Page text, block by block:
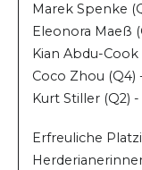
Marek Spenke
Eleonora Maeß
Kian Abdu-Cook
Coco Zhou (Q4)
Kurt Stiller (Q2)
Erfreuliche